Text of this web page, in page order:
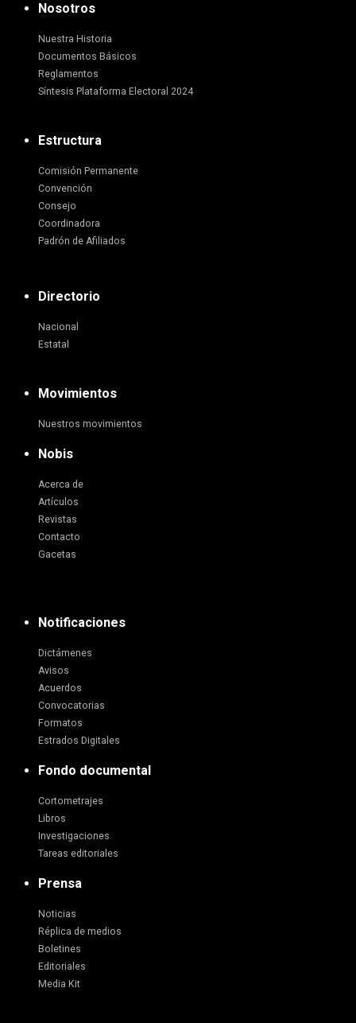
Nosotros
Nuestra Historia
Documentos Básicos
Reglamentos
Síntesis Plataforma Electoral 2024
Estructura
Comisión Permanente
Convención
Consejo
Coordinadora
Padrón de Afiliados
Directorio
Nacional
Estatal
Movimientos
Nuestros movimientos
Nobis
Acerca de
Artículos
Revistas
Contacto
Gacetas
Notificaciones
Dictámenes
Avisos
Acuerdos
Convocatorias
Formatos
Estrados Digitales
Fondo documental
Cortometrajes
Libros
Investigaciones
Tareas editoriales
Prensa
Noticias
Réplica de medios
Boletines
Editoriales
Media Kit